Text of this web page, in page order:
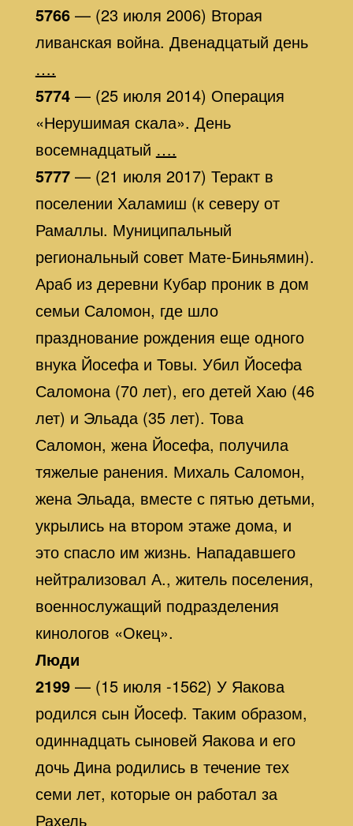
5766— (23 июля 2006) Вторая
ливанская война. Двенадцатый день
….
5774— (25 июля 2014) Операция
«Нерушимая скала». День
восемнадцатый ….
5777— (21 июля 2017) Теракт в
поселении Халамиш (к северу от
Рамаллы. Муниципальный
региональный совет Мате-Биньямин).
Араб из деревни Кубар проник в дом
семьи Саломон, где шло
празднование рождения еще одного
внука Йосефа и Товы. Убил Йосефа
Саломона (70 лет), его детей Хаю (46
лет) и Эльада (35 лет). Това
Саломон, жена Йосефа, получила
тяжелые ранения. Михаль Саломон,
жена Эльада, вместе с пятью детьми,
укрылись на втором этаже дома, и
это спасло им жизнь. Нападавшего
нейтрализовал А., житель поселения,
военнослужащий подразделения
кинологов «Окец».
Люди
2199— (15 июля -1562) У Яакова
родился сын Йосеф. Таким образом,
одиннадцать сыновей Яакова и его
дочь Дина родились в течение тех
семи лет, которые он работал за
Рахель